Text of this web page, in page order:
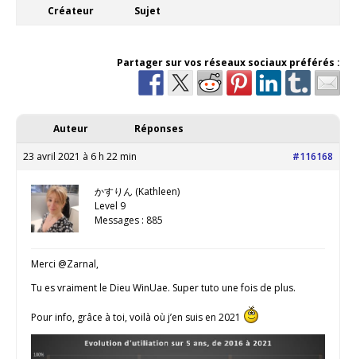
Créateur Sujet
Partager sur vos réseaux sociaux préférés :
Auteur Réponses
23 avril 2021 à 6 h 22 min #116168
かすりん (Kathleen)
Level 9
Messages : 885
Merci @Zarnal,
Tu es vraiment le Dieu WinUae. Super tuto une fois de plus.
Pour info, grâce à toi, voilà où j’en suis en 2021